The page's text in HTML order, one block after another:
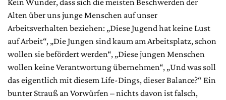
Alten über uns junge Menschen auf unser
Arbeitsverhalten beziehen: „Diese Jugend hat keine Lust
auf Arbeit“, „Die Jungen sind kaum am Arbeitsplatz, schon
wollen sie befördert werden“, „Diese jungen Menschen
wollen keine Verantwortung übernehmen“, „Und was soll
das eigentlich mit diesem Life-Dings, dieser Balance?“ Ein
bunter Strauß an Vorwürfen – nichts davon ist falsch,